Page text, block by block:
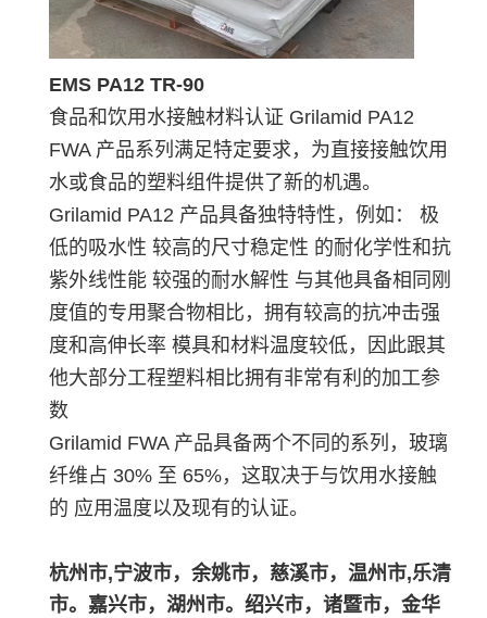
EMS PA12 TR-90
食品和饮用水接触材料认证 Grilamid PA12
FWA 产品系列满足特定要求，为直接接触饮用
水或食品的塑料组件提供了新的机遇。
Grilamid PA12 产品具备独特特性，例如： 极
低的吸水性 较高的尺寸稳定性 的耐化学性和抗
紫外线性能 较强的耐水解性 与其他具备相同刚
度值的专用聚合物相比，拥有较高的抗冲击强
度和高伸长率 模具和材料温度较低，因此跟其
他大部分工程塑料相比拥有非常有利的加工参
数
Grilamid FWA 产品具备两个不同的系列，玻璃
纤维占 30% 至 65%，这取决于与饮用水接触
的 应用温度以及现有的认证。
杭州市,宁波市，余姚市，慈溪市，温州市,乐清
市。嘉兴市，湖州市。绍兴市，诸暨市，金华